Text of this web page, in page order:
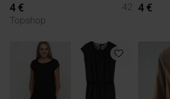
4 €
42
Topshop
4 €